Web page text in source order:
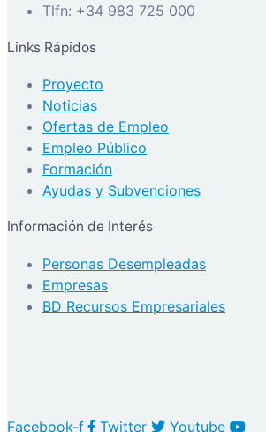
Tlfn: +34 983 725 000
Links Rápidos
Proyecto
Noticias
Ofertas de Empleo
Empleo Público
Formación
Ayudas y Subvenciones
Información de Interés
Personas Desempleadas
Empresas
BD Recursos Empresariales
Facebook-f Twitter Youtube